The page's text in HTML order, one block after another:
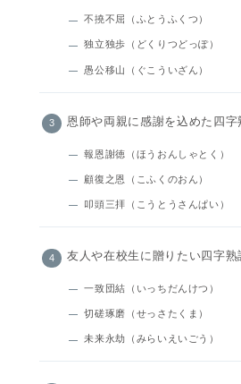
不撓不屈（ふとうふくつ）
独立独歩（どくりつどっぽ）
愚公移山（ぐこういざん）
恩師や両親に感謝を込めた四字
報恩謝徳（ほうおんしゃとく）
顧復之恩（こふくのおん）
叩頭三拝（こうとうさんぱい）
友人や在校生に贈りたい四字熟
一致団結（いっちだんけつ）
切磋琢磨（せっさたくま）
未来永劫（みらいえいごう）